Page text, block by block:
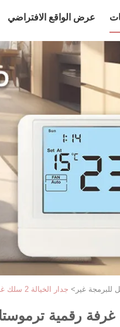
عرض الواقع الافتراضي
للبرمجة غير > جدار الخيالة 2 سلك غرفة رقمية ترموستات لنظام التدفئة الأرضية